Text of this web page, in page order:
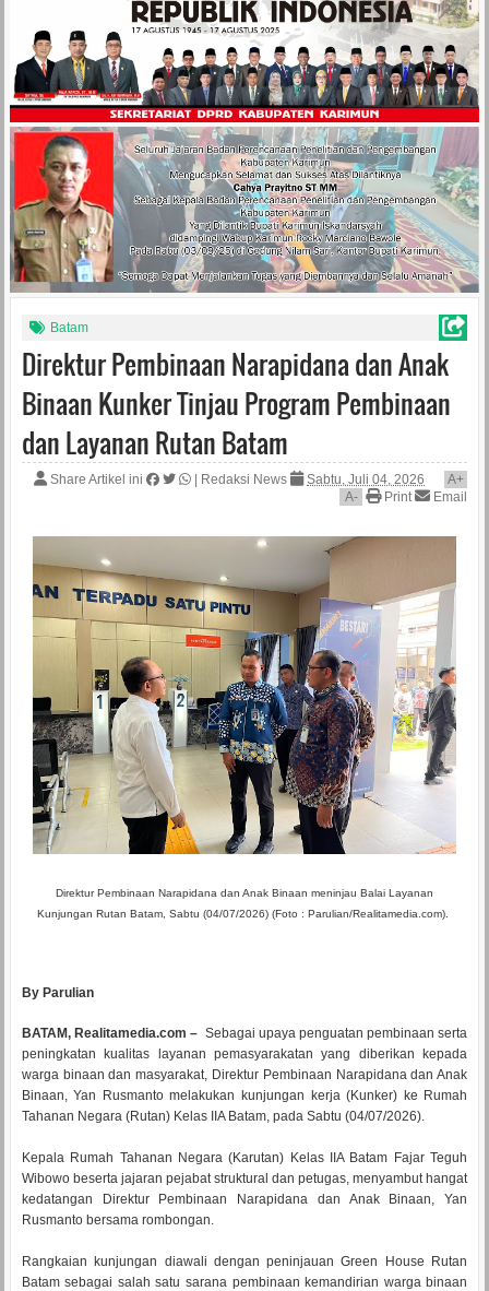
Batam
Direktur Pembinaan Narapidana dan Anak
Binaan Kunker Tinjau Program Pembinaan
dan Layanan Rutan Batam
Share Artikel ini Redaksi News Sabtu, Juli 04, 2026 A+
A- Print Email
Direktur Pembinaan Narapidana dan Anak Binaan meninjau Balai Layanan
Kunjungan Rutan Batam, Sabtu (04/07/2026) (Foto : Parulian/Realitamedia.com).
By Parulian
BATAM, Realitamedia.com – Sebagai upaya penguatan pembinaan serta
peningkatan kualitas layanan pemasyarakatan yang diberikan kepada
warga binaan dan masyarakat, Direktur Pembinaan Narapidana dan Anak
Binaan, Yan Rusmanto melakukan kunjungan kerja (Kunker) ke Rumah
Tahanan Negara (Rutan) Kelas IIA Batam, pada Sabtu (04/07/2026).
Kepala Rumah Tahanan Negara (Karutan) Kelas IIA Batam Fajar Teguh
Wibowo beserta jajaran pejabat struktural dan petugas, menyambut hangat
kedatangan Direktur Pembinaan Narapidana dan Anak Binaan, Yan
Rusmanto bersama rombongan.
Rangkaian kunjungan diawali dengan peninjauan Green House Rutan
Batam sebagai salah satu sarana pembinaan kemandirian warga binaan